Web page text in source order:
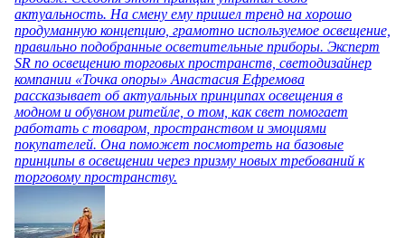
актуальность. На смену ему пришел тренд на хорошо
продуманную концепцию, грамотно используемое освещение,
правильно подобранные осветительные приборы. Эксперт
SR по освещению торговых пространств, светодизайнер
компании «Точка опоры» Анастасия Ефремова
рассказывает об актуальных принципах освещения в
модном и обувном ритейле, о том, как свет помогает
работать с товаром, пространством и эмоциями
покупателей. Она поможет посмотреть на базовые
принципы в освещении через призму новых требований к
торговому пространству.